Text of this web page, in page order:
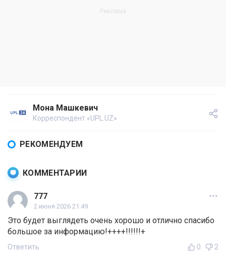
Мона Машкевич
Корреспондент «UPL.UZ»
РЕКОМЕНДУЕМ
КОММЕНТАРИИ
777
2 июня 2026 21:49
Это будет выглядеть очень хорошо и отлично спасибо
большое за информацию!++++!!!!!!+
Ответить 0 2